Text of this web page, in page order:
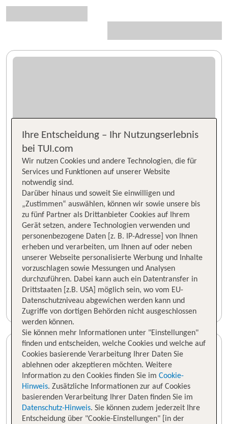
Ihre Entscheidung – Ihr Nutzungserlebnis
bei TUI.com
Wir nutzen Cookies und andere Technologien, die für
Services und Funktionen auf unserer Website
notwendig sind.
Darüber hinaus und soweit Sie einwilligen und
„Zustimmen“ auswählen, können wir sowie unsere bis
zu fünf Partner als Drittanbieter Cookies auf Ihrem
Gerät setzen, andere Technologien verwenden und
personenbezogene Daten [z. B. IP-Adresse] von Ihnen
erheben und verarbeiten, um Ihnen auf oder neben
unserer Webseite personalisierte Werbung und Inhalte
vorzuschlagen sowie Messungen und Analysen
durchzuführen. Dabei kann auch ein Datentransfer in
Drittstaaten [z.B. USA] möglich sein, wo vom EU-
Datenschutzniveau abgewichen werden kann und
Zugriffe von dortigen Behörden nicht ausgeschlossen
werden können.
Sie können mehr Informationen unter "Einstellungen"
finden und entscheiden, welche Cookies und welche auf
Cookies basierende Verarbeitung Ihrer Daten Sie
ablehnen oder akzeptieren möchten. Weitere
Information zu den Cookies finden Sie im Cookie-
Hinweis. Zusätzliche Informationen zur auf Cookies
basierenden Verarbeitung Ihrer Daten finden Sie im
Datenschutz-Hinweis. Sie können zudem jederzeit Ihre
Entscheidung über "Cookie-Einstellungen" [in der